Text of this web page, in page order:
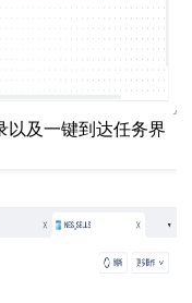
以及一键到达任务界